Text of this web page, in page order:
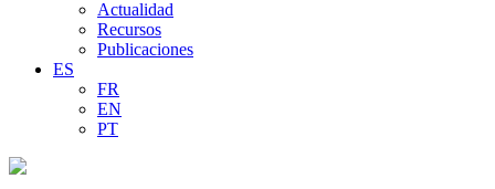
Actualidad
Recursos
Publicaciones
ES
FR
EN
PT